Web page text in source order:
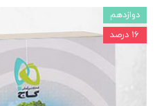
دوازدهم
۱۶ درصد